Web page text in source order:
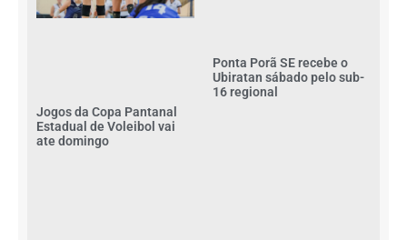
Jogos da Copa Pantanal
Estadual de Voleibol vai
ate domingo
Ponta Porã SE recebe o
Ubiratan sábado pelo sub-
16 regional